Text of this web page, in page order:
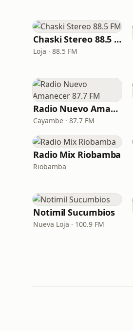
Chaski Stereo 88.5 FM
Loja · 88.5 FM
Radio Nuevo Amanecer 87.7 FM
Cayambe · 87.7 FM
Radio Mix Riobamba
Riobamba
Notimil Sucumbios
Nueva Loja · 100.9 FM